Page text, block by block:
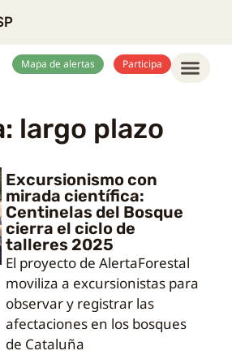
Mapa de alertas Participa
largo plazo
Excursionismo con
mirada científica:
Centinelas del Bosque
cierra el ciclo de
talleres 2025
El proyecto de AlertaForestal
moviliza a excursionistas para
observar y registrar las
afectaciones en los bosques
de Cataluña